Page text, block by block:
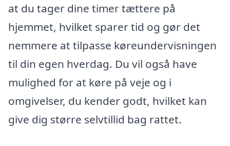
at du tager dine timer tættere på
hjemmet, hvilket sparer tid og gør det
nemmere at tilpasse køreundervisningen
til din egen hverdag. Du vil også have
mulighed for at køre på veje og i
omgivelser, du kender godt, hvilket kan
give dig større selvtillid bag rattet.